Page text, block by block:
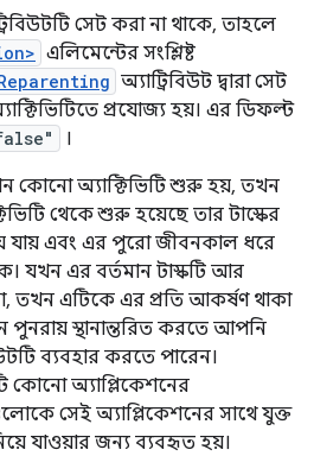
সেট করা না থাকে, তাহলে
এলিমেন্টের সংশ্লিষ্ট
অ্যাট্রিবিউট দ্বারা সেট
প্রযোজ্য হয়। এর ডিফল্ট
।
কোনো অ্যাক্টিভিটি শুরু হয়, তখন
থেকে শুরু হয়েছে তার টাস্কের
যায় এবং এর পুরো জীবনকাল ধরে
যখন এর বর্তমান টাস্কটি আর
তখন এটিকে এর প্রতি আকর্ষণ থাকা
পুনরায় স্থানান্তরিত করতে আপনি
ব্যবহার করতে পারেন।
কোনো অ্যাপ্লিকেশনের
সেই অ্যাপ্লিকেশনের সাথে যুক্ত
যাওয়ার জন্য ব্যবহৃত হয়।